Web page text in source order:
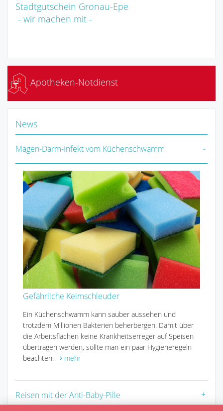
Stadtgutschein Gronau-Epe
- wir machen mit -
Apotheken-Notdienst
News
Magen-Darm-Infekt vom Küchenschwamm
Gefährliche Keimschleuder
Ein Küchenschwamm kann sauber aussehen und
trotzdem Millionen Bakterien beherbergen. Damit über
die Arbeitsflächen keine Krankheitserreger auf Speisen
übertragen werden, sollte man ein paar Hygieneregeln
beachten.
mehr
Reisen mit der Anti-Baby-Pille